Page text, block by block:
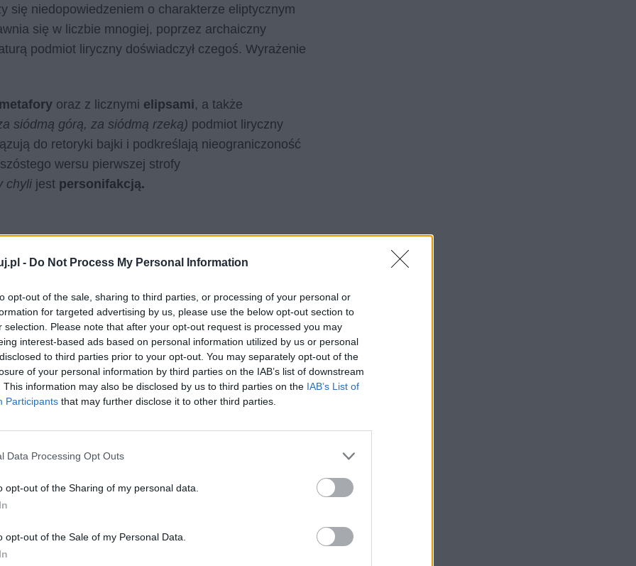
- Do Not Process My Personal Information
opt-out of the sale, sharing to third parties, or processing of your personal or
for targeted advertising by us, please use the below opt-out section to
selection. Please note that after your opt-out request is processed you may
interest-based ads based on personal information utilized by us or personal
to third parties prior to your opt-out. You may separately opt-out of the
of your personal information by third parties on the IAB’s list of downstream
This information may also be disclosed by us to third parties on the IAB’s List of
Participants that may further disclose it to other third parties.
Data Processing Opt Outs
opt-out of the Sharing of my personal data.
opt-out of the Sale of my Personal Data.
się niedopowiedzeniem o charakterze eliptycznym
się w liczbie mnogiej, poprzez archaiczny
podmiot liryczny doświadczył czegoś. Wyrażenie
oraz z licznymi elipsami, a także
siódmą górą, za siódmą rzeką) podmiot liryczny
do retoryki bajki i podkreślają nieograniczoność
wersu pierwszej strofy
chyli jest personifakcją.
W trzecim wersie pojawia się
na temat uniwersalnego sposobu istnienia
tym razem tytułowej natury. Staje się
. Występuje
skora do nienawiści, kapryśna, chwiejna i wybredna.